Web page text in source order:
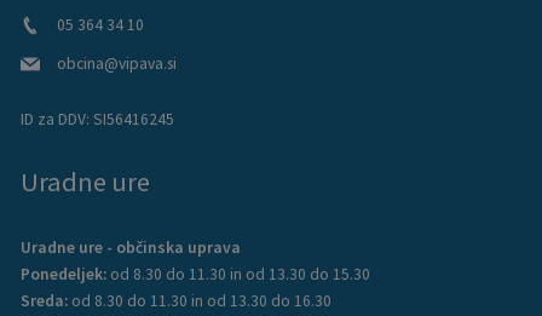
05 364 34 10
obcina@vipava.si
ID za DDV: SI56416245
Uradne ure
Uradne ure - občinska uprava
Ponedeljek: od 8.30 do 11.30 in od 13.30 do 15.30
Sreda: od 8.30 do 11.30 in od 13.30 do 16.30